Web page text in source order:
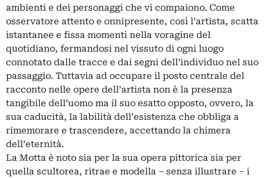
ambienti e dei personaggi che vi compaiono. Come
osservatore attento e onnipresente, così l’artista, scatta
istantanee e fissa momenti nella voragine del
quotidiano, fermandosi nel vissuto di ogni luogo
connotato dalle tracce e dai segni dell’individuo nel suo
passaggio. Tuttavia ad occupare il posto centrale del
racconto nelle opere dell’artista non è la presenza
tangibile dell’uomo ma il suo esatto opposto, ovvero, la
sua caducità, la labilità dell’esistenza che obbliga a
rimemorare e trascendere, accettando la chimera
dell’eternità.
La Motta è noto sia per la sua opera pittorica sia per
quella scultorea, ritrae e modella – senza illustrare – i